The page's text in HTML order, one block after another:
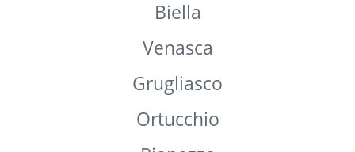
Paesana
Gioia dei Marsi
Venaria Reale
Roma